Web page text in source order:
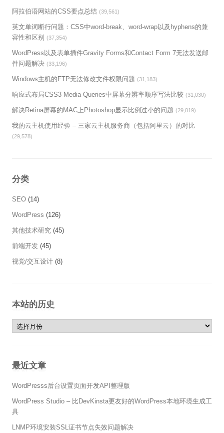
阿拉伯语网站的CSS要点总结 (39,561)
英文单词断行问题：CSS中word-break、word-wrap以及hyphens的兼
容性和区别
(37,354)
WordPress以及表单插件Gravity Forms和Contact Form 7无法发送邮
件问题解决 (33,196)
Windows主机的FTP无法修改文件权限问题 (31,183)
响应式布局CSS3 Media Queries中屏幕分辨率顺序写法比较 (31,030)
解决Retina屏幕的MAC上Photoshop显示比例过小的问题 (29,819)
我的云主机使用经验 – 三家云主机服务商（包括阿里云）的对比
(29,578)
分类
SEO (14)
WordPress (126)
其他技术研究 (45)
前端开发 (45)
视觉/交互设计 (8)
本站的历史
本站的历史
最近文章
WordPresss后台设置页面开发API整理版
WordPress Studio – 比DevKinsta更友好的WordPress本地环境生成工
具
LNMP环境安装SSL证书节点失效问题解决